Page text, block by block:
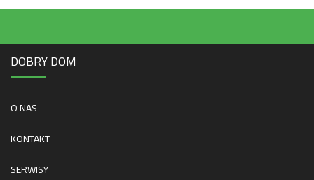
DOBRY DOM
O NAS
KONTAKT
SERWISY